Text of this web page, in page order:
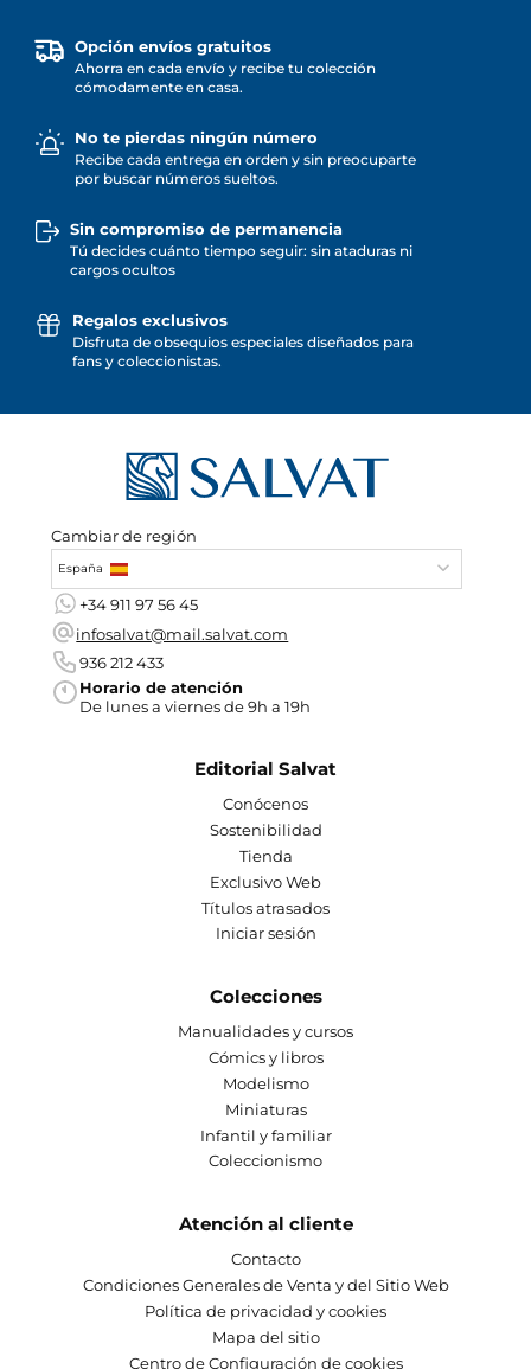
Opción envíos gratuitos
Ahorra en cada envío y recibe tu colección
cómodamente en casa.
No te pierdas ningún número
Recibe cada entrega en orden y sin preocuparte
por buscar números sueltos.
Sin compromiso de permanencia
Tú decides cuánto tiempo seguir: sin ataduras ni
cargos ocultos
Regalos exclusivos
Disfruta de obsequios especiales diseñados para
fans y coleccionistas.
Cambiar de región
España
+34 911 97 56 45
infosalvat@mail.salvat.com
936 212 433
Horario de atención
De lunes a viernes de 9h a 19h
Editorial Salvat
Conócenos
Sostenibilidad
Tienda
Exclusivo Web
Títulos atrasados
Iniciar sesión
Colecciones
Manualidades y cursos
Cómics y libros
Modelismo
Miniaturas
Infantil y familiar
Coleccionismo
Atención al cliente
Contacto
Condiciones Generales de Venta y del Sitio Web
Política de privacidad y cookies
Mapa del sitio
Centro de Configuración de cookies